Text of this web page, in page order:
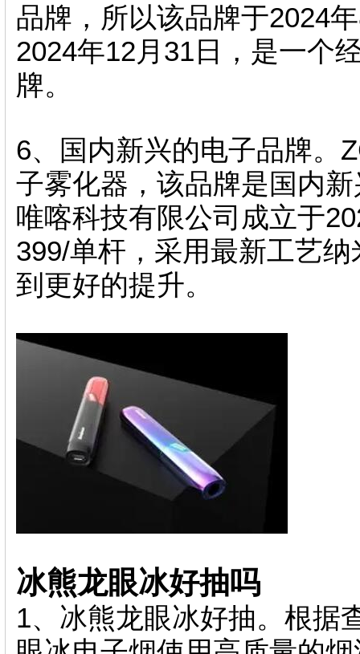
品牌，所以该品牌于2024
2024年12月31日 ，是一
牌 。
6、国内新兴的电子品牌
子雾化器，该品牌是国
唯喀科技有限公司成立于
399/单杆 ，采用最新工艺纳米
到更好的提升 。
冰熊龙眼冰好抽吗
1 、冰熊龙眼冰好抽